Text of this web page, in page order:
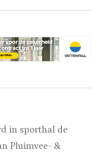
in sporthal de
Pluimvee- &